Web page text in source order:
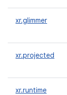
xr.glimmer
xr.projected
xr.runtime